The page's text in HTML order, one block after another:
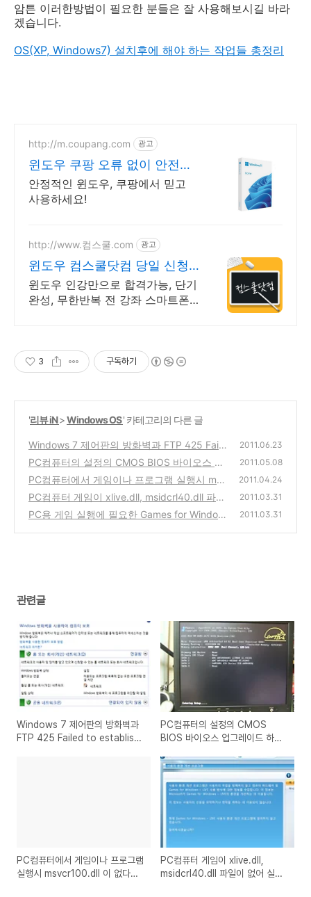
암튼 이러한방법이 필요한 분들은 잘 사용해보시길 바라
겠습니다.
OS(XP, Windows7) 설치후에 해야 하는 작업들 총정리
http://m.coupang.com 광고
윈도우 쿠팡 오류 없이 안전하
게 사용
안정적인 윈도우, 쿠팡에서 믿고
사용하세요!
http://www.컴스쿨.com 광고
윈도우 컴스쿨닷컴 당일 신청&
결제시 기프티콘!
윈도우 인강만으로 합격가능, 단기
완성, 무한반복 전 강좌 스마트폰
3 구독하기
'리뷰 iN>Windows OS' 카테고리의 다른 글
Windows 7 제어판의 방화벽과 FTP 425 Faile
d to establish connection 오류 문제 해결방
법
(0)
2011.06.23
PC컴퓨터의 설정의 CMOS BIOS 바이오스 업
그레이드 하는 방법 설명
(2)
2011.05.08
PC컴퓨터에서 게임이나 프로그램 실행시 msv
cr100.dll 이 없다고 나오는 경우의 해결방법
(0)
2011.04.24
PC컴퓨터 게임이 xlive.dll, msidcrl40.dll 파일
이 없어 실행이 안되는 경우
(8)
2011.03.31
PC용 게임 실행에 필요한 Games for Window
2011.03.31
관련글
Windows 7 제어판의 방화벽과
FTP 425 Failed to establish
PC컴퓨터의 설정의 CMOS
BIOS 바이오스 업그레이드 하는
PC컴퓨터에서 게임이나 프로그램
실행시 msvcr100.dll 이 없다고
PC컴퓨터 게임이 xlive.dll,
msidcrl40.dll 파일이 없어 실행